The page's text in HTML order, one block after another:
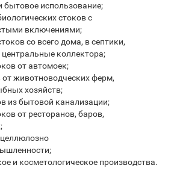
использование;
стоков с
включениями;
со всего дома, в септики,
коллектора;
от автомоек;
от животноводческих ферм,
хозяйств;
из бытовой канализации;
от ресторанов, баров,
и косметологическое производства.